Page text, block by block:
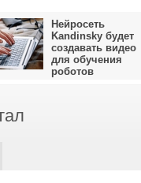
Нейросеть
Kandinsky будет
создавать видео
для обучения
роботов